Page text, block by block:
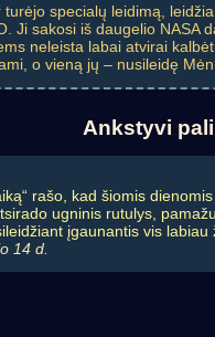
specialų leidimą,
Ji sakosi iš daugelio NASA
neleista labai atvirai
o vieną jų – nusileidę
Ankstyvi
rašo, kad šiomis
ugninis rutulys,
įgaunantis vis
14 d.